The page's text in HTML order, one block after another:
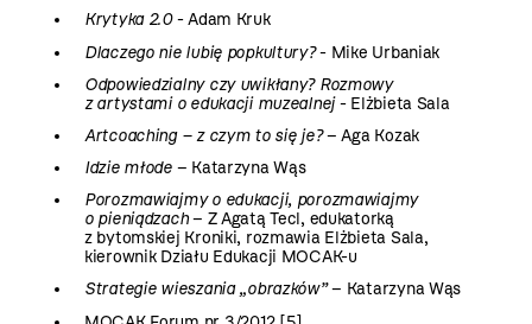
Krytyka 2.0- Adam Kruk
Dlaczego nie lubię popkultury?- Mike Urbaniak
Odpowiedzialny czy uwikłany? Rozmowy
z artystami o edukacji muzealnej- Elżbieta Sala
Artcoaching – z czym to się je?– Aga Kozak
Idzie młode– Katarzyna Wąs
Porozmawiajmy o edukacji, porozmawiajmy
o pieniądzach– Z Agatą Tecl, edukatorką
z bytomskiej Kroniki, rozmawia Elżbieta Sala,
kierownik Działu Edukacji MOCAK-u
Strategie wieszania „obrazków”– Katarzyna Wąs